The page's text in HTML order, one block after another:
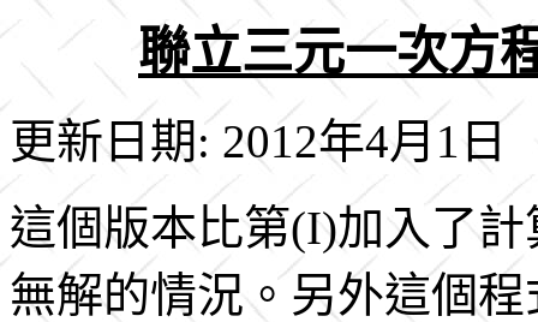
聯立三元一次方
更新日期: 2012年4月1日
這個版本比第(I)加入了
無解的情況。另外這個